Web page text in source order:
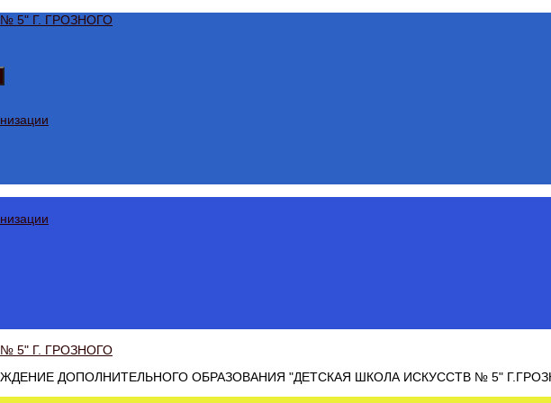
ДОПОЛНИТЕЛЬНОГО ОБРАЗОВАНИЯ "ДЕТСКАЯ ШКОЛА ИСКУССТВ № 5"